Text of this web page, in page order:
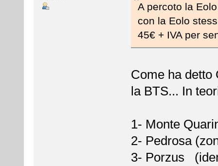
A percoto la
con la Eolo
45€ + IVA per
Come ha detto
la BTS... In
1- Monte
2- Pedrosa
3- Porzus